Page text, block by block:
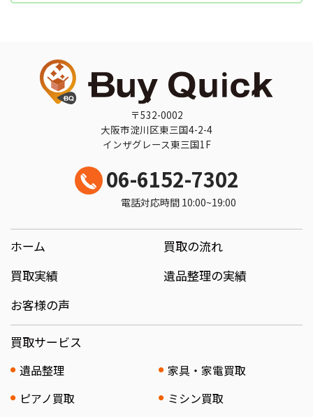
〒532-0002
大阪市淀川区東三国4-2-4
インザグレース東三国1F
06-6152-7302
電話対応時間 10:00~19:00
ホーム
買取の流れ
買取実績
遺品整理の実績
お客様の声
買取サービス
遺品整理
家具・家電買取
ピアノ買取
ミシン買取